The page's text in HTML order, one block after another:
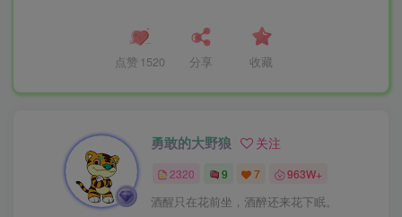
点赞 1520 分享 收藏
勇敢的大野狼 关注
2320 9 7 963W+
酒醒只在花前坐，酒醉还来花下眠。